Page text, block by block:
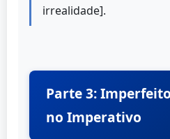
irrealidade].
Parte 3:
no Imperativo